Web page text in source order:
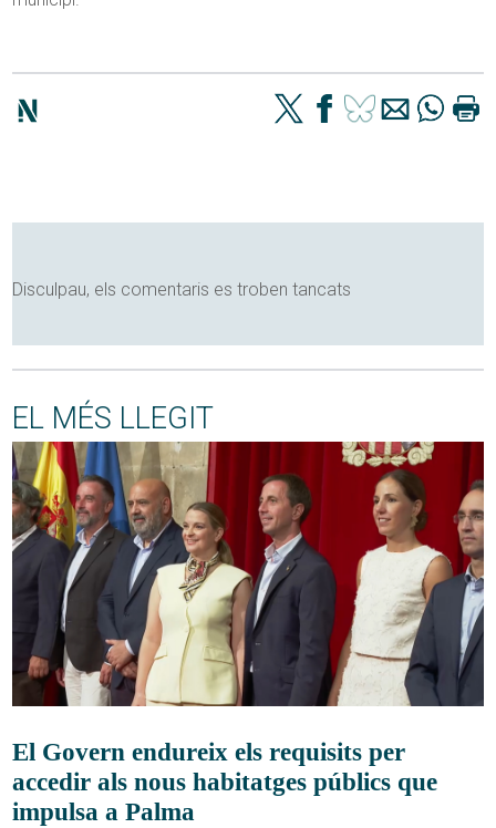
Disculpau, els comentaris es troben tancats
EL MÉS LLEGIT
El Govern endureix els requisits per
accedir als nous habitatges públics que
impulsa a Palma